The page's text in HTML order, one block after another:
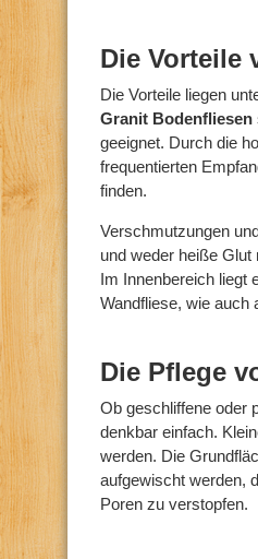
Die Vorteile
Die Vorteile liegen
Granit Bodenfliesen
geeignet. Durch die
frequentierten
finden.
Verschmutzungen
und weder heiße
Im Innenbereich liegt
Wandfliese, wie auch
Die Pflege
Ob geschliffene oder
denkbar einfach.
werden. Die
aufgewischt werden,
Poren zu verstopfen.